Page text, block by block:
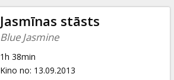
Jasmīnas stāsts
Blue Jasmine
1h 38min
Kino no: 13.09.2013